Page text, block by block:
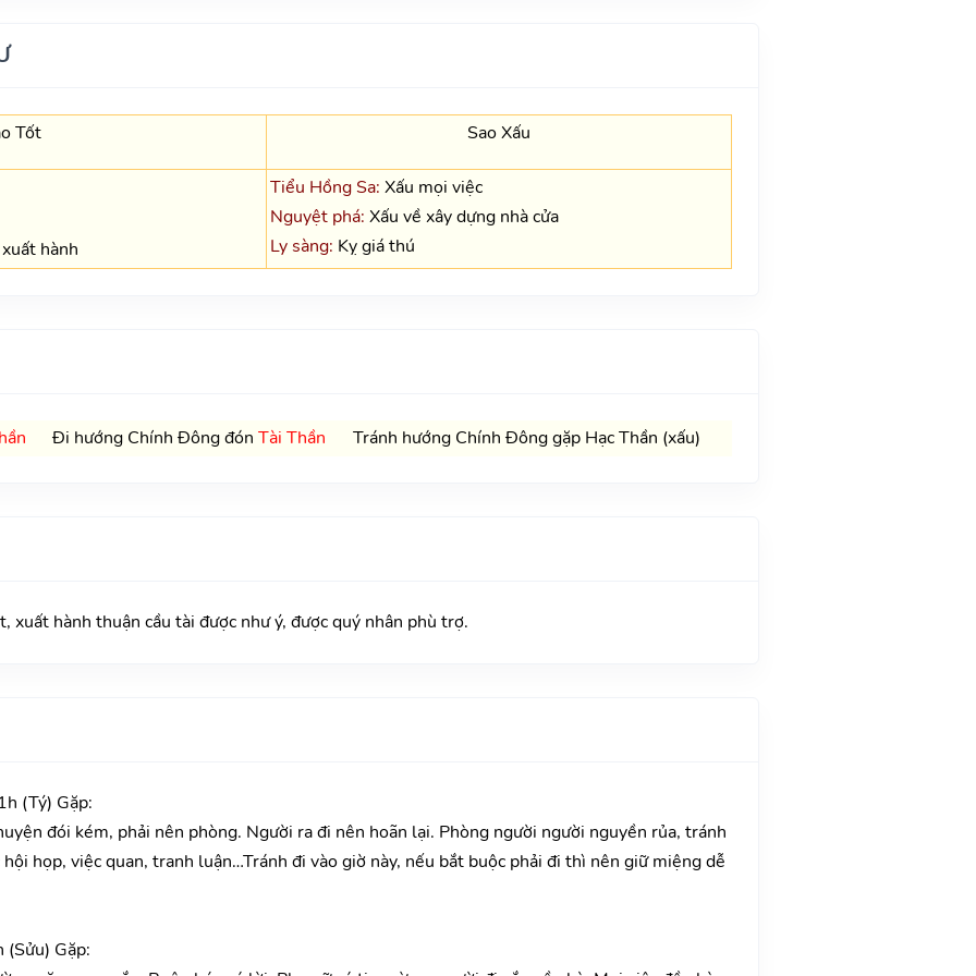
Tốt Sao Xấu
hành
Tiểu Hồng Sa: Xấu mọi việc
Nguyệt phá: Xấu về xây dựng nhà cửa
Ly sàng: Kỵ giá thú
Đi hướng Chính Đông đón Tài Thần Tránh hướng Chính Đông gặp Hạc Thần (xấu)
xuất hành thuận cầu tài được như ý, được quý nhân phù trợ.
(Tý) Gặp:
đói kém, phải nên phòng. Người ra đi nên hoãn lại. Phòng người người nguyền rủa, tránh
họp, việc quan, tranh luận…Tránh đi vào giờ này, nếu bắt buộc phải đi thì nên giữ miệng dễ
Gặp: